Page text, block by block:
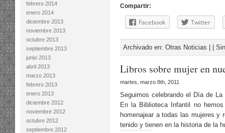
febrero 2014
enero 2014
diciembre 2013
noviembre 2013
octubre 2013
septiembre 2013
junio 2013
abril 2013
marzo 2013
febrero 2013
enero 2013
diciembre 2012
noviembre 2012
octubre 2012
septiembre 2012
Compartir:
Facebook Twitter
Archivado en: Otras Noticias
Libros sobre mujer en
martes, marzo 8th, 2011
Seguimos celebrando el Día de
En la Biblioteca Infantil no
homenajear a todas las mujeres y
tenido y tienen en la historia de la